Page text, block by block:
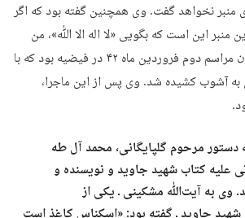
منبر نخواهد گفت. وی همچنین گفته بود که اگر
منبر این است که بگویی «لا اله الا ﷲ»، من
نمی‌گویم. آل طه سخنران مراسم دوم فروردین ماه ۴۲ در فیضیه بود که با
به آشوب کشیده شد. وی پس از این ماجرا،
دستور مرحوم گلپایگانی، محمد آل طه
علیه کتاب شهید جاوید و نویسنده و
وی به آیت‌ﷲ مشکینی ـ یکی از